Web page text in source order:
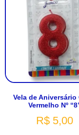
Vela de Aniversário
Vermelho Nº
R$ 5,00